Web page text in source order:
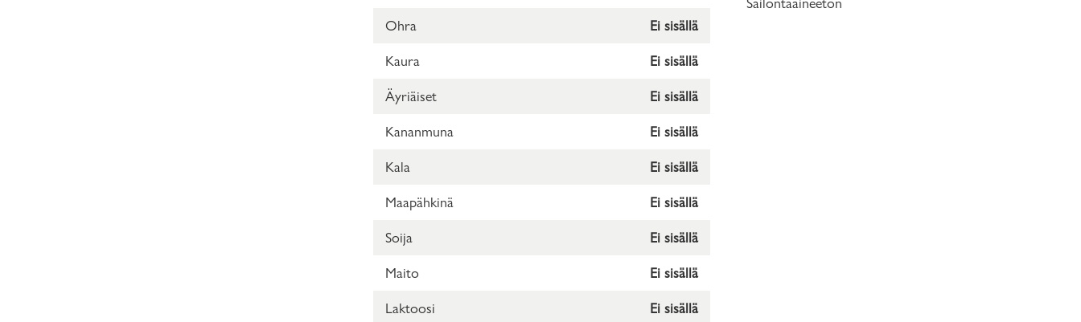
Ohra Ei sisällä
Kaura Ei sisällä
Äyriäiset Ei sisällä
Kananmuna Ei sisällä
Kala Ei sisällä
Maapähkinä Ei sisällä
Soija Ei sisällä
Maito Ei sisällä
Laktoosi Ei sisällä